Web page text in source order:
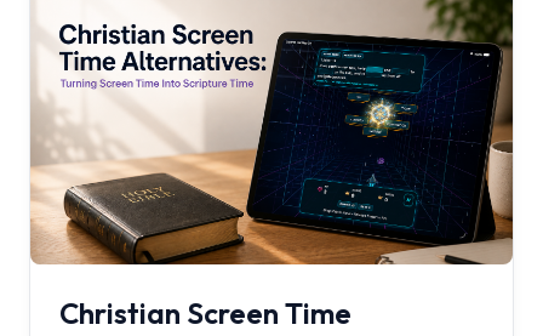
Christian Screen Time